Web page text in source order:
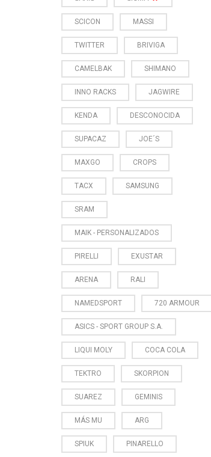
SCICON MASSI
TWITTER BRIVIGA
CAMELBAK SHIMANO
INNO RACKS JAGWIRE
KENDA DESCONOCIDA
SUPACAZ JOE´S
MAXGO CROPS
TACX SAMSUNG
SRAM
MAIK - PERSONALIZADOS
PIRELLI EXUSTAR
ARENA RALI
NAMEDSPORT 720 ARMOUR
ASICS - SPORT GROUP S.A.
LIQUI MOLY COCA COLA
TEKTRO SKORPION
SUAREZ GEMINIS
MÁS MU ARG
SPIUK PINARELLO